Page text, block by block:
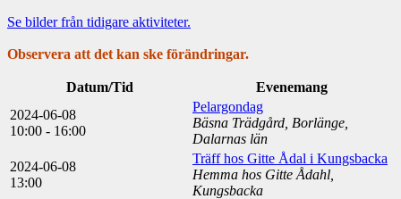
Se bilder från tidigare aktiviteter.
Observera att det kan ske förändringar.
Datum/Tid
Evenemang
2024-06-08
10:00 - 16:00
Pelargondag
Bäsna Trädgård, Borlänge,
Dalarnas län
2024-06-08
13:00
Träff hos Gitte Ådal i Kungsbacka
Hemma hos Gitte Ådahl,
Kungsbacka